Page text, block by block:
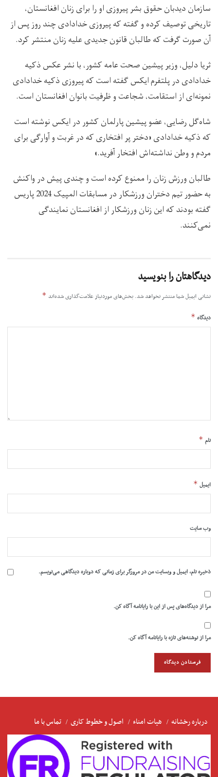
سازمان دیدبان حقوق بشر پیروزی او را برای زنان افغانستان،
تاریخی توصیف کرده و گفته که پیروزی خدادادی چند روز پس از
آن صورت گرفت که طالبان قانون جدیدی علیه زنان منتشر کرد.
ثریا دلیل، وزیر پیشین صحت عامه کشور، با نشر عکس ذکیه
خدادادی در پلتفرم ایکس گفته است که پیروزی ذکیه خدادادی
نمونه‌ای از استقامت، شجاعت و ظرفیت بانوان افغانستان است.
شاه‌گل رضایی، عضو پیشین پارلمان کشور در ایکس نوشته است
که ذکیه خدادادی «دختر پر افتخاری که در غربت و آوارگی برای
مردم و وطن نداشته‌اش افتخار آفرید.»
طالبان ورزش زنان را ممنوع کرده ‌است و چندی پیش در واکنش
به حضور تیم دختران ورزشکار در مسابقات المپیک 2024 پاریس
گفته بودند که این زنان ورزشکار از افغانستان نمایندگی
نمی‌کنند.
دیدگاهتان را بنویسید
نشانی ایمیل شما منتشر نخواهد شد. بخش‌های موردنیاز علامت‌گذاری شده‌اند *
دیدگاه *
نام *
ایمیل *
وب‌ سایت
ذخیره نام، ایمیل و وبسایت من در مرورگر برای زمانی که دوباره دیدگاهی می‌نویسم.
مرا از دیدگاه‌های پس از این با رایانامه آگاه کن.
مرا از نوشته‌های تازه با رایانامه آگاه کن.
درباره رخشانه هیات امناء اصول و خطوط کاری تماس با ما